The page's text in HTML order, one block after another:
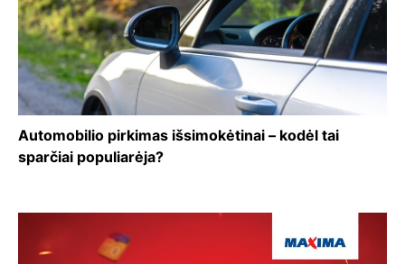
Automobilio pirkimas išsimokėtinai – kodėl tai
sparčiai populiarėja?